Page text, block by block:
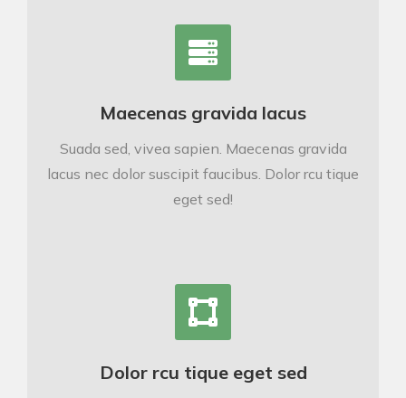
Maecenas gravida lacus
Suada sed, vivea sapien. Maecenas gravida
lacus nec dolor suscipit faucibus. Dolor rcu tique
eget sed!
Dolor rcu tique eget sed